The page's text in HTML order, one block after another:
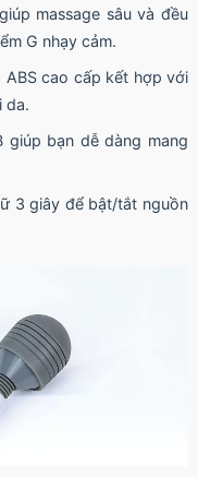
massage sâu và đều
G nhạy cảm.
ABS cao cấp kết hợp với
da.
giúp bạn dễ dàng mang
3 giây để bật/tắt nguồn